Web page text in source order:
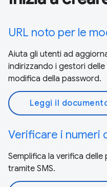
URL noto per le
Aiuta gli utenti ad
indirizzando i gestori
modifica della password.
Leggi il
Verificare i numeri
Semplifica la verifica
tramite SMS.